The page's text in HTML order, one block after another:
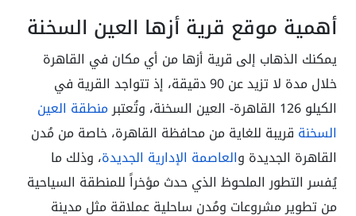
أهمية موقع قرية أزها العين السخنة
يمكنك الذهاب إلى قرية أزها من أي مكان في القاهرة
خلال مدة لا تزيد عن 90 دقيقة، إذ تتواجد القرية في
الكيلو 126 القاهرة- العين السخنة، وتُعتبر
منطقة العين
السخنة قريبة للغاية من محافظة القاهرة، خاصة من مُدن
القاهرة الجديدة والعاصمة الإدارية الجديدة، وذلك ما
يُفسر التطور الملحوظ الذي حدث مؤخراً للمنطقة السياحية
من تطوير مشروعات ومُدن ساحلية عملاقة مثل مدينة